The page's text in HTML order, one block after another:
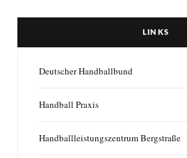
LINKS
Deutscher Handballbund
Handball Praxis
Handballleistungszentrum Bergstraße